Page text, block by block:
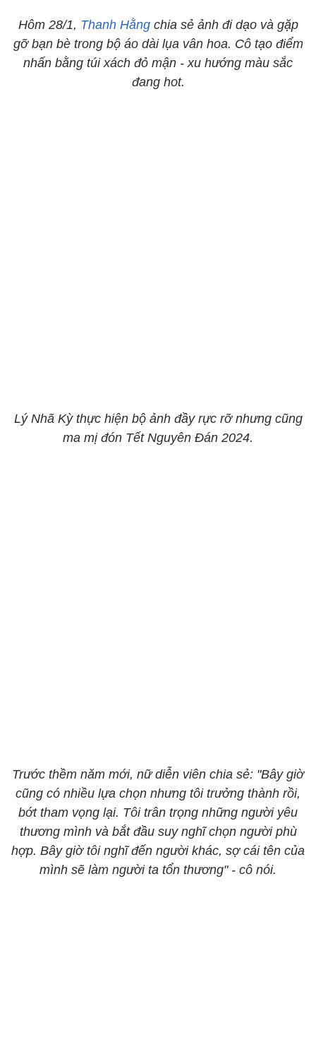
Hôm 28/1, Thanh Hằngchia sẻ ảnh đi dạo và gặp
gỡ bạn bè trong bộ áo dài lụa vân hoa. Cô tạo điểm
nhấn bằng túi xách đỏ mận - xu hướng màu sắc
đang hot.
Lý Nhã Kỳ thực hiện bộ ảnh đầy rực rỡ nhưng cũng
ma mị đón Tết Nguyên Đán 2024.
Trước thềm năm mới, nữ diễn viên chia sẻ: "Bây giờ
cũng có nhiều lựa chọn nhưng tôi trưởng thành rồi,
bớt tham vọng lại. Tôi trân trọng những người yêu
thương mình và bắt đầu suy nghĩ chọn người phù
hợp. Bây giờ tôi nghĩ đến người khác, sợ cái tên của
mình sẽ làm người ta tổn thương" - cô nói.